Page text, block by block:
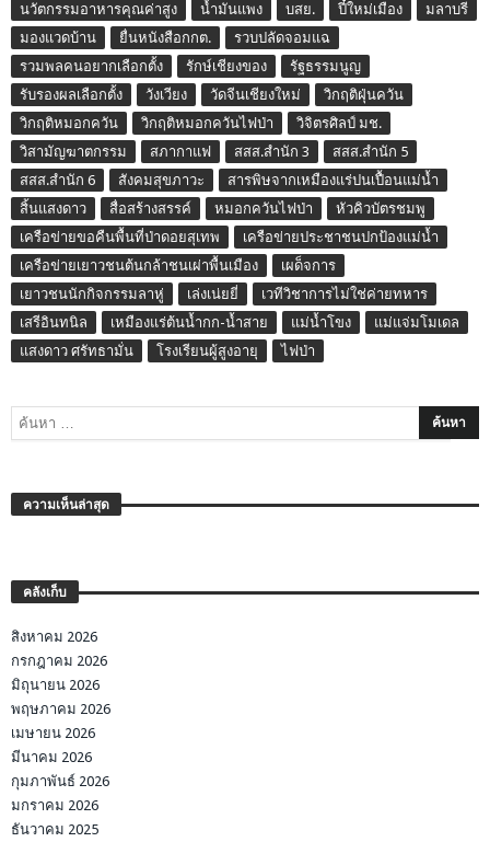
นวัตกรรมอาหารคุณค่าสูง
น้ำมันแพง บสย. ปี๋ใหม่เมือง
มลาบรี
มองแวดบ้าน
ยื่นหนังสือกกต.
รวบปลัดจอมแฉ
รวมพลคนอยากเลือกตั้ง
รักษ์เชียงของ
รัฐธรรมนูญ
รับรองผลเลือกตั้ง
วังเวียง วัดจีนเชียงใหม่
วิกฤติฝุ่นควัน
วิกฤติหมอกควัน
วิกฤติหมอกควันไฟป่า
วิจิตรศิลป์ มช.
วิสามัญฆาตกรรม
สภากาแฟ สสส.สำนัก 3
สสส.สำนัก 5
สสส.สำนัก 6
สังคมสุขภาวะ
สารพิษจากเหมืองแร่ปนเปื้อนแม่น้ำ
สิ้นแสงดาว
สื่อสร้างสรรค์ หมอกควันไฟป่า
หัวคิวบัตรชมพู
เครือข่ายขอคืนพื้นที่ป่าดอยสุเทพ
เครือข่ายประชาชนปกป้องแม่น้ำ
เครือข่ายเยาวชนต้นกล้าชนเผ่าพื้นเมือง
เผด็จการ
เยาวชนนักกิจกรรมลาหู่
เล่งเน่ยยี่
เวทีวิชาการไม่ใช่ค่ายทหาร
เสรีอินทนิล
เหมืองแร่ต้นน้ำกก-น้ำสาย แม่น้ำโขง
แม่แจ่มโมเดล
แสงดาว ศรัทธามั่น
โรงเรียนผู้สูงอายุ ไฟป่า
ความเห็นล่าสุด
คลังเก็บ
สิงหาคม 2026
กรกฎาคม 2026
มิถุนายน 2026
พฤษภาคม 2026
เมษายน 2026
มีนาคม 2026
กุมภาพันธ์ 2026
มกราคม 2026
ธันวาคม 2025